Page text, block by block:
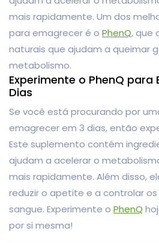
mais rapidamente. Um dos
para emagrecer é o PhenQ, que
naturais que ajudam a queimar
metabolismo.
Experimente o PhenQ para
Dias
Se você está procurando por
emagrecer em 3 dias, então
Este suplemento contém
ajudam a acelerar o
mais rapidamente. Além disso,
reduzir o apetite e a controlar
sangue. Experimente o PhenQ
por si mesma!